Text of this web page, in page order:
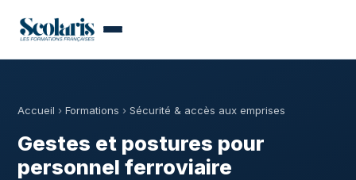
Accueil › Formations › Sécurité & accès aux emprises
Gestes et postures pour
personnel ferroviaire